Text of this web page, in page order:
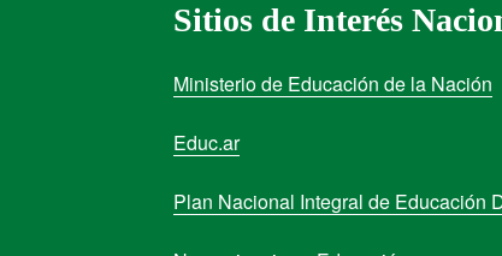
Sitios de Interés
Ministerio de Educación de la Nación
Educ.ar
Plan Nacional Integral de Educación